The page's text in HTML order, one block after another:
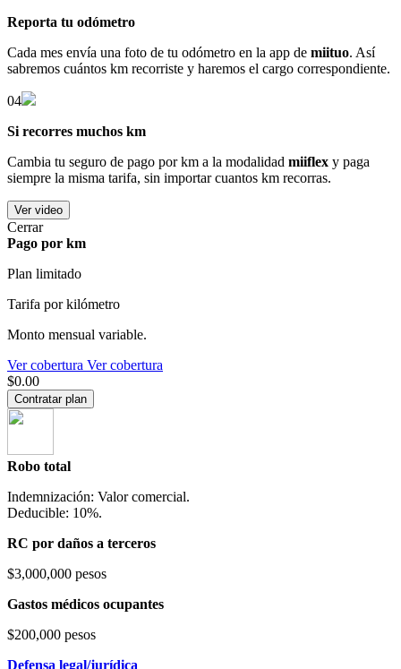
Reporta tu odómetro
Cada mes envía una foto de tu odómetro en la app de miituo. Así
sabremos cuántos km recorriste y haremos el cargo correspondiente.
04
Si recorres muchos km
Cambia tu seguro de pago por km a la modalidad miiflex y paga
siempre la misma tarifa, sin importar cuantos km recorras.
Ver video
Cerrar
Pago por km
Plan limitado
Tarifa por kilómetro
Monto mensual variable.
Ver cobertura Ver cobertura
$0.00
Contratar plan
Robo total
Indemnización: Valor comercial.
Deducible: 10%.
RC por daños a terceros
$3,000,000 pesos
Gastos médicos ocupantes
$200,000 pesos
Defensa legal/jurídica